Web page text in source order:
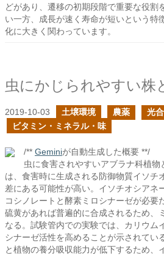
どがあり、遷移の初期段階で重要な役割
い一方、成長が速く寿命が短いという特
化に大きく関わっています。
2019-10-03 土壌環境 農薬
光
ビタミン・ミネラル・味
/** Geminiが自動生成した概要 **/
虫に食害されやすいアブラナ科植物
は、食害時に生成される防御物質イソチ
差にある可能性が高い。イソチオシアネ
コシノレートと酵素ミロシナーゼが必要
硫黄があれば普遍的に合成されるため、
なる。試験管内での実験では、カリウム
シナーゼ活性を高めることが示されてい
と植物の養分吸収能力が低下するため、